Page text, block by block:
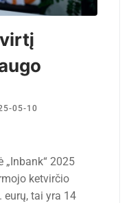
05-10
2025
ketvirčio
eurų, tai yra 14